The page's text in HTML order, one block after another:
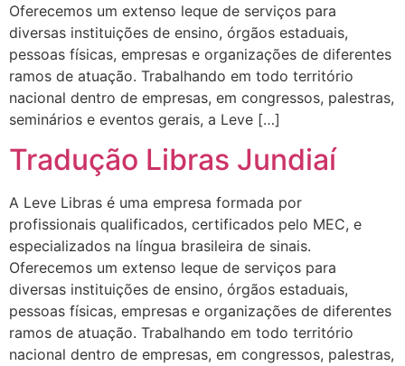
Oferecemos um extenso leque de serviços para
diversas instituições de ensino, órgãos estaduais,
pessoas físicas, empresas e organizações de diferentes
ramos de atuação. Trabalhando em todo território
nacional dentro de empresas, em congressos, palestras,
seminários e eventos gerais, a Leve […]
Tradução Libras Jundiaí
A Leve Libras é uma empresa formada por
profissionais qualificados, certificados pelo MEC, e
especializados na língua brasileira de sinais.
Oferecemos um extenso leque de serviços para
diversas instituições de ensino, órgãos estaduais,
pessoas físicas, empresas e organizações de diferentes
ramos de atuação. Trabalhando em todo território
nacional dentro de empresas, em congressos, palestras,